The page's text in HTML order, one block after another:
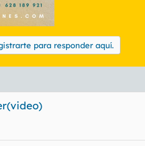
para responder aquí.